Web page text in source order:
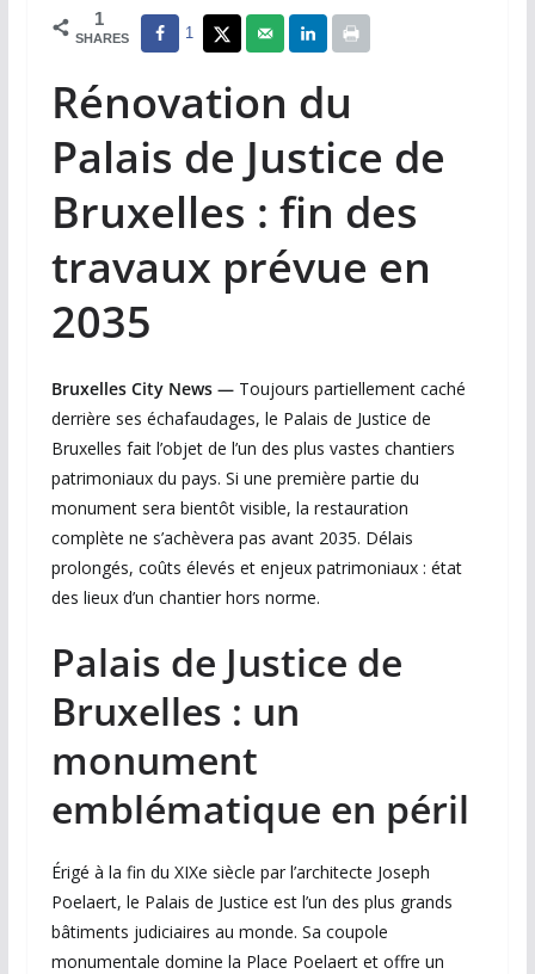
1
SHARES 1
Rénovation du
Palais de Justice de
Bruxelles : fin des
travaux prévue en
2035
Bruxelles City News —Toujours partiellement caché
derrière ses échafaudages, le Palais de Justice de
Bruxelles fait l’objet de l’un des plus vastes chantiers
patrimoniaux du pays. Si une première partie du
monument sera bientôt visible, la restauration
complète ne s’achèvera pas avant 2035. Délais
prolongés, coûts élevés et enjeux patrimoniaux : état
des lieux d’un chantier hors norme.
Palais de Justice de
Bruxelles : un
monument
emblématique en péril
Érigé à la fin du XIXe siècle par l’architecte Joseph
Poelaert, le Palais de Justice est l’un des plus grands
bâtiments judiciaires au monde. Sa coupole
monumentale domine la Place Poelaert et offre un